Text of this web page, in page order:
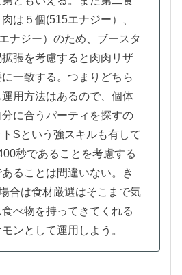
は５個(515エナジー）、
ナジー）のため、ブースタ
張を考慮すると肉肉リザ
一致する。つまりどちら
用方法はあるので、個体
に合うパーティを探すの
Sという強スキルも有して
秒であることを考慮する
ることは間違いない。き
合は食材厳選はそこまで気
べ物を持ってきてくれる
ンとして運用しよう。